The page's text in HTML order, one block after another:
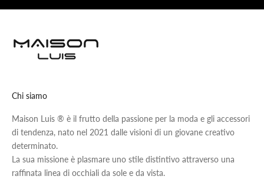
Chi siamo
Maison Luis ® è il frutto della passione per la moda e gli accessori
di tendenza, nato nel 2021 dalle visioni di un giovane creativo
determinato.
La sua missione è plasmare uno stile distintivo attraverso una
raffinata linea di occhiali da sole e da vista.